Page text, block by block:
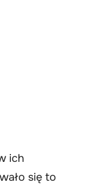
ich
się to